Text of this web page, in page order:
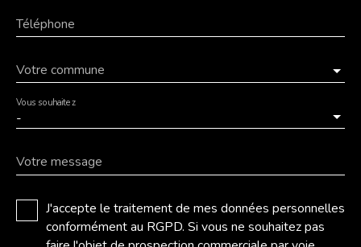
Téléphone
Votre commune
-
Vous souhaitez
Votre message
J'accepte le traitement de mes données personnelles
conformément au RGPD. Si vous ne souhaitez pas